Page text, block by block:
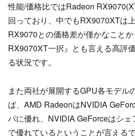
性能/価格比ではRadeon
回っており、中でもRX9070XTは
RX9070との価格差が僅かなこと
RX9070XT一択』とも言える高評
る状況です。
また両社が展開するGPU各モデル
ば、AMD RadeonはNVIDIA
パに優れ、NVIDIA GeForceはシ
で優れているということが言える